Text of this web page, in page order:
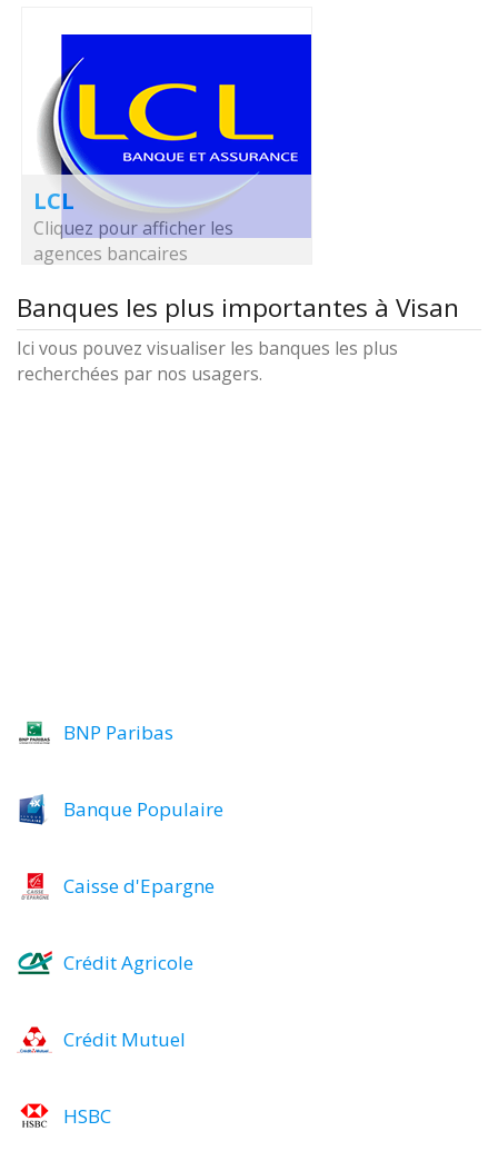
LCL
Cliquez pour afficher les
agences bancaires
Banques les plus importantes à Visan
Ici vous pouvez visualiser les banques les plus
recherchées par nos usagers.
BNP Paribas
Banque Populaire
Caisse d'Epargne
Crédit Agricole
Crédit Mutuel
HSBC